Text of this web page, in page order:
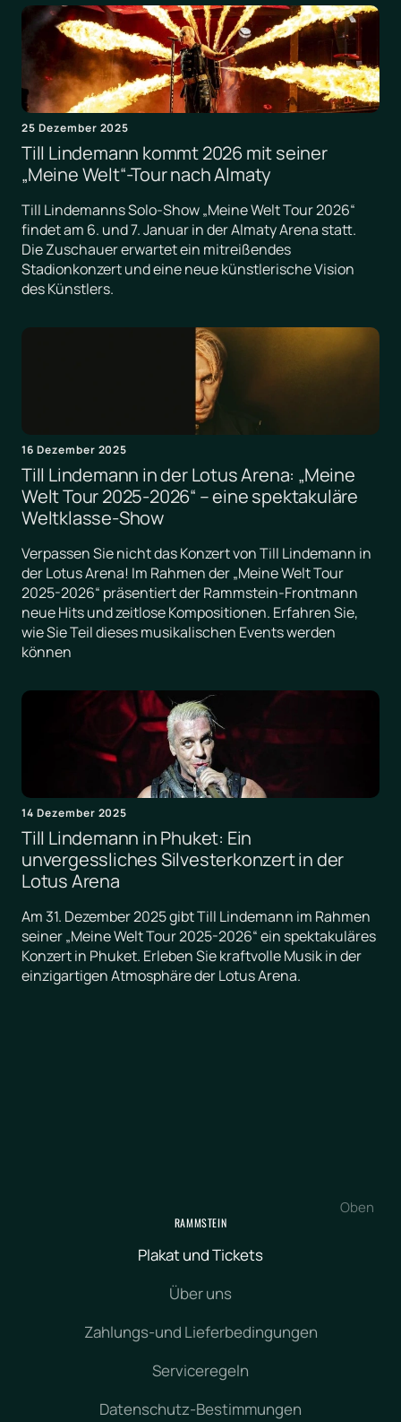
25 Dezember 2025
Till Lindemann kommt 2026 mit seiner
„Meine Welt“-Tour nach Almaty
Till Lindemanns Solo-Show „Meine Welt Tour 2026“
findet am 6. und 7. Januar in der Almaty Arena statt.
Die Zuschauer erwartet ein mitreißendes
Stadionkonzert und eine neue künstlerische Vision
des Künstlers.
16 Dezember 2025
Till Lindemann in der Lotus Arena: „Meine
Welt Tour 2025-2026“ – eine spektakuläre
Weltklasse-Show
Verpassen Sie nicht das Konzert von Till Lindemann in
der Lotus Arena! Im Rahmen der „Meine Welt Tour
2025-2026“ präsentiert der Rammstein-Frontmann
neue Hits und zeitlose Kompositionen. Erfahren Sie,
wie Sie Teil dieses musikalischen Events werden
können
14 Dezember 2025
Till Lindemann in Phuket: Ein
unvergessliches Silvesterkonzert in der
Lotus Arena
Am 31. Dezember 2025 gibt Till Lindemann im Rahmen
seiner „Meine Welt Tour 2025-2026“ ein spektakuläres
Konzert in Phuket. Erleben Sie kraftvolle Musik in der
einzigartigen Atmosphäre der Lotus Arena.
Oben
RAMMSTEIN
Plakat und Tickets
Über uns
Zahlungs-und Lieferbedingungen
Serviceregeln
Datenschutz-Bestimmungen